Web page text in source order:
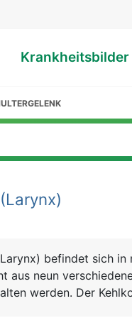
Krankheitsbilder
(Larynx)
befindet sich
aus neun
werden. Der